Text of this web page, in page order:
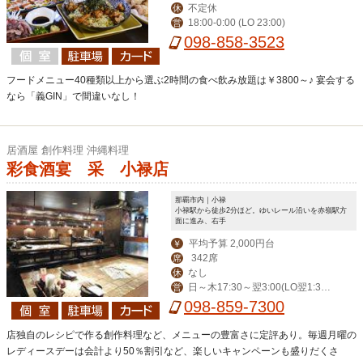
休 不定休
営 18:00-0:00 (LO 23:00)
098-858-3523
フードメニュー40種類以上から選ぶ2時間の食べ飲み放題は￥3800～♪ 宴会する
なら「義GIN」で間違いなし！
居酒屋 創作料理 沖縄料理
彩食酒宴 采 小禄店
那覇市内｜小禄
小禄駅から徒歩2分ほど。ゆいレール沿いを赤嶺駅方
面に進み、右手
￥ 平均予算 2,000円台
席 342席
休 なし
営
日～木17:30～翌3:00(LO翌1:3
0)、金・土・祝前～翌5:00(LO翌3:30)
098-859-7300
店独自のレシピで作る創作料理など、メニューの豊富さに定評あり。毎週月曜の
レディースデーは会計より50％割引など、楽しいキャンペーンも盛りだくさ